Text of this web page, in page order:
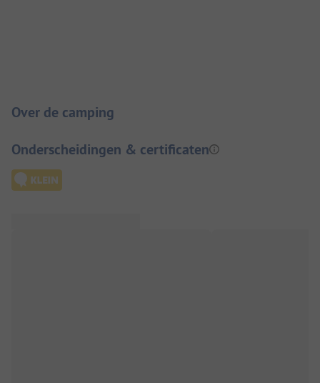
Over de camping
Onderscheidingen & certificaten